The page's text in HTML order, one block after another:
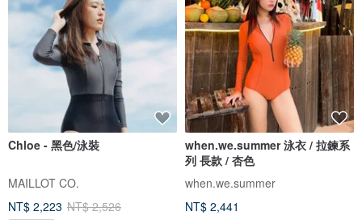
Chloe - 黑色/泳裝
MAILLOT CO.
NT$ 2,223 NT$ 2,526
when.we.summer 泳衣 / 拉鍊系
列 長款 / 杏色
when.we.summer
NT$ 2,441